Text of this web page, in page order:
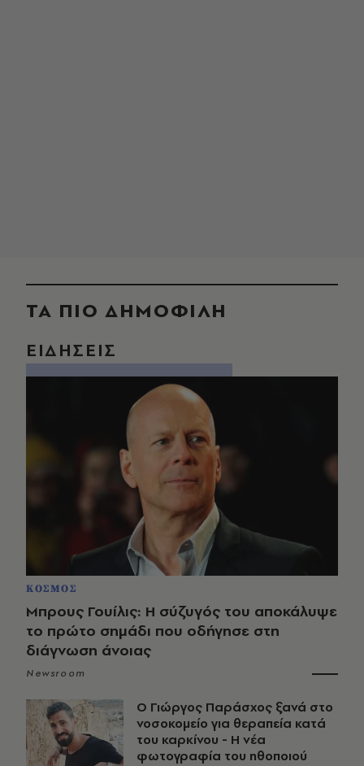
ΤΑ ΠΙΟ ΔΗΜΟΦΙΛΗ
ΕΙΔΗΣΕΙΣ
ΚΟΣΜΟΣ
Μπρους Γουίλις: Η σύζυγός του αποκάλυψε
το πρώτο σημάδι που οδήγησε στη
διάγνωση άνοιας
Newsroom
O Γιώργος Παράσχος ξανά στο
νοσοκομείο για θεραπεία κατά
του καρκίνου - Η νέα
φωτογραφία του ηθοποιού